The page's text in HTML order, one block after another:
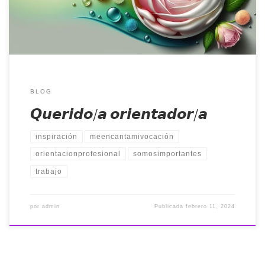
por multitud de motivos:
Llevar más de 1 año desempleado/a
No le llaman para entrevistas
No se le […]
BLOG
𝙌𝙪𝙚𝙧𝙞𝙙𝙤/𝙖 𝙤𝙧𝙞𝙚𝙣𝙩𝙖𝙙𝙤𝙧/𝙖
inspiración meencantamivocación
orientacionprofesional somosimportantes
trabajo
por admin Publicadafebrero 11, 2024